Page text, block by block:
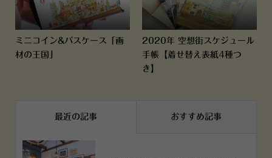
ミニコイン&パスケース「画
材の王国」
2020年 空想街スケジュール
手帳【着せ替え表紙4種つ
き】
最近の記事 おすすめ記事